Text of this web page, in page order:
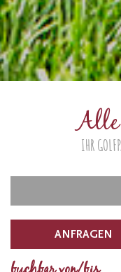
Alle
IHR
ANFRAGEN